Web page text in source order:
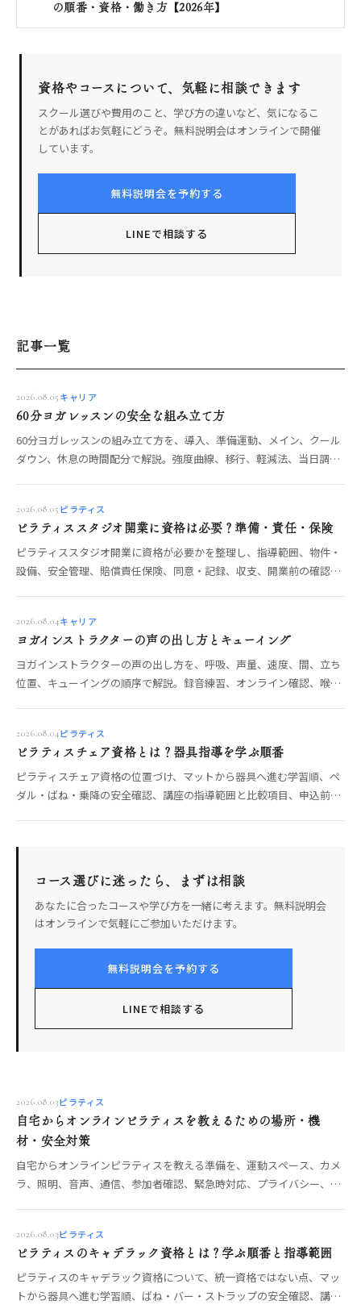
の順番・資格・働き方【2026年】
資格やコースについて、気軽に相談できます
スクール選びや費用のこと、学び方の違いなど、気になるこ
とがあればお気軽にどうぞ。無料説明会はオンラインで開催
しています。
無料説明会を予約する
LINEで相談する
記事一覧
2026.08.05 キャリア
60分ヨガレッスンの安全な組み立て方
60分ヨガレッスンの組み立て方を、導入、準備運動、メイン、クール
ダウン、休息の時間配分で解説。強度曲線、移行、軽減法、当日調
2026.08.05 ピラティス
ピラティススタジオ開業に資格は必要？準備・責任・保険
ピラティススタジオ開業に資格が必要かを整理し、指導範囲、物件・
設備、安全管理、賠償責任保険、同意・記録、収支、開業前の確認項
2026.08.04キャリア
ヨガインストラクターの声の出し方とキューイング
ヨガインストラクターの声の出し方を、呼吸、声量、速度、間、立ち
位置、キューイングの順序で解説。録音練習、オンライン確認、喉の
2026.08.04ピラティス
ピラティスチェア資格とは？器具指導を学ぶ順番
ピラティスチェア資格の位置づけ、マットから器具へ進む学習順、ペ
ダル・ばね・乗降の安全確認、講座の指導範囲と比較項目、申込前の
コース選びに迷ったら、まずは相談
あなたに合ったコースや学び方を一緒に考えます。無料説明会
はオンラインで気軽にご参加いただけます。
無料説明会を予約する
LINEで相談する
2026.08.03ピラティス
自宅からオンラインピラティスを教えるための場所・機
材・安全対策
自宅からオンラインピラティスを教える準備を、運動スペース、カメ
ラ、照明、音声、通信、参加者確認、緊急時対応、プライバシー、利
2026.08.03ピラティス
ピラティスのキャデラック資格とは？学ぶ順番と指導範囲
ピラティスのキャデラック資格について、統一資格ではない点、マッ
トから器具へ進む学習順、ばね・バー・ストラップの安全確認、講座